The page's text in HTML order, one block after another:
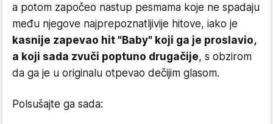
a potom započeo nastup pesmama koje ne spadaju
među njegove najprepoznatljivije hitove, iako je
kasnije zapevao hit "Baby" koji ga je proslavio,
a koji sada zvuči poptuno drugačije, s obzirom
da ga je u originalu otpevao dečijim glasom.
Polsušajte ga sada: